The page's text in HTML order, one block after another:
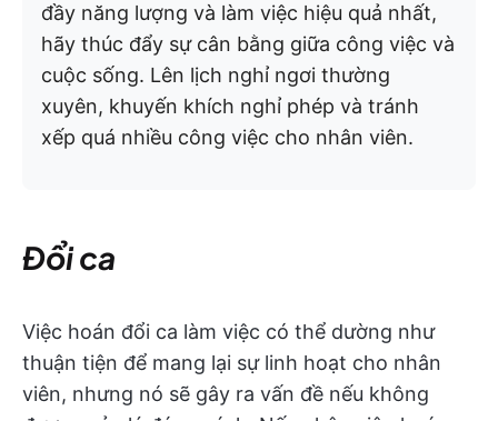
đầy năng lượng và làm việc hiệu quả nhất,
hãy thúc đẩy sự cân bằng giữa công việc và
cuộc sống. Lên lịch nghỉ ngơi thường
xuyên, khuyến khích nghỉ phép và tránh
xếp quá nhiều công việc cho nhân viên.
Đổi ca
Việc hoán đổi ca làm việc có thể dường như
thuận tiện để mang lại sự linh hoạt cho nhân
viên, nhưng nó sẽ gây ra vấn đề nếu không